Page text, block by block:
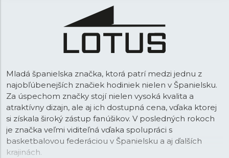
Mladá španielska značka, ktorá patrí medzi jednu z
najobľúbenejších značiek hodiniek nielen v Španielsku.
Za úspechom značky stojí nielen vysoká kvalita a
atraktívny dizajn, ale aj ich dostupná cena, vďaka ktorej
si získala široký zástup fanúšikov. V posledných rokoch
je značka veľmi viditeľná vďaka spolupráci s
basketbalovou federáciou v Španielsku a aj ďalších
krajinách.